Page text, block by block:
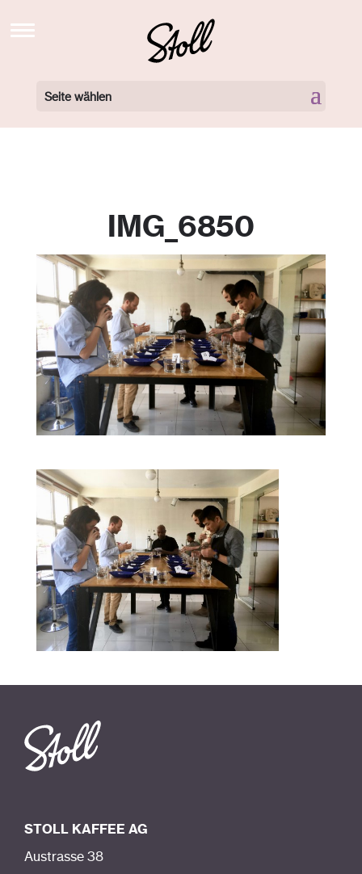
Seite wählen
IMG_6850
STOLL KAFFEE AG
Austrasse 38
STOLL’S BREW SCHOOL TV
360 GRAD TOUR
NEWSLETTER
ÜBER UNS
KONTAKT